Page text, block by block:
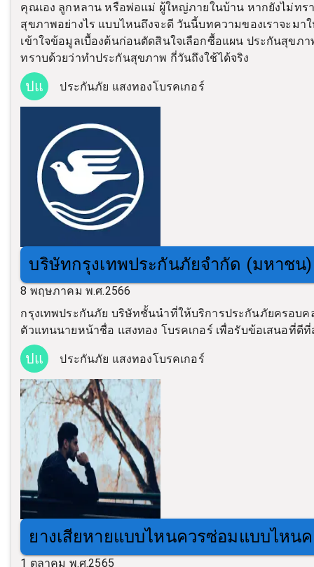
คุณเอง ลูกหลาน หรือพ่อแม่ ผู้ใหญ่ภายในบ้าน หากยังไม่ทร
สุขภาพอย่างไร แบบไหนถึงจะดี วันนี้บทความของเราจะม
เข้าใจข้อมูลเบื้องต้นก่อนตัดสินใจเลือกซื้อแผน ประกันสุข
ทราบด้วยว่าทำประกันสุขภาพ กี่วันถึงใช้ได้จริง
ปแ ประกันภัย แสงทองโบรคเกอร์
บริษัทกรุงเทพประกันภัยจำกัด (มหาชน)
8 พฤษภาคม พ.ศ.2566
กรุงเทพประกันภัย บริษัทชั้นนำที่ให้บริการประกันภัยครอ
ตัวแทนนายหน้าชื่อ แสงทอง โบรคเกอร์ เพื่อรับข้อเสนอที่ดี
ปแ ประกันภัย แสงทองโบรคเกอร์
ยางเสียหายแบบไหนควรซ่อมแบบไหน
1 ตุลาคม พ.ศ.2565